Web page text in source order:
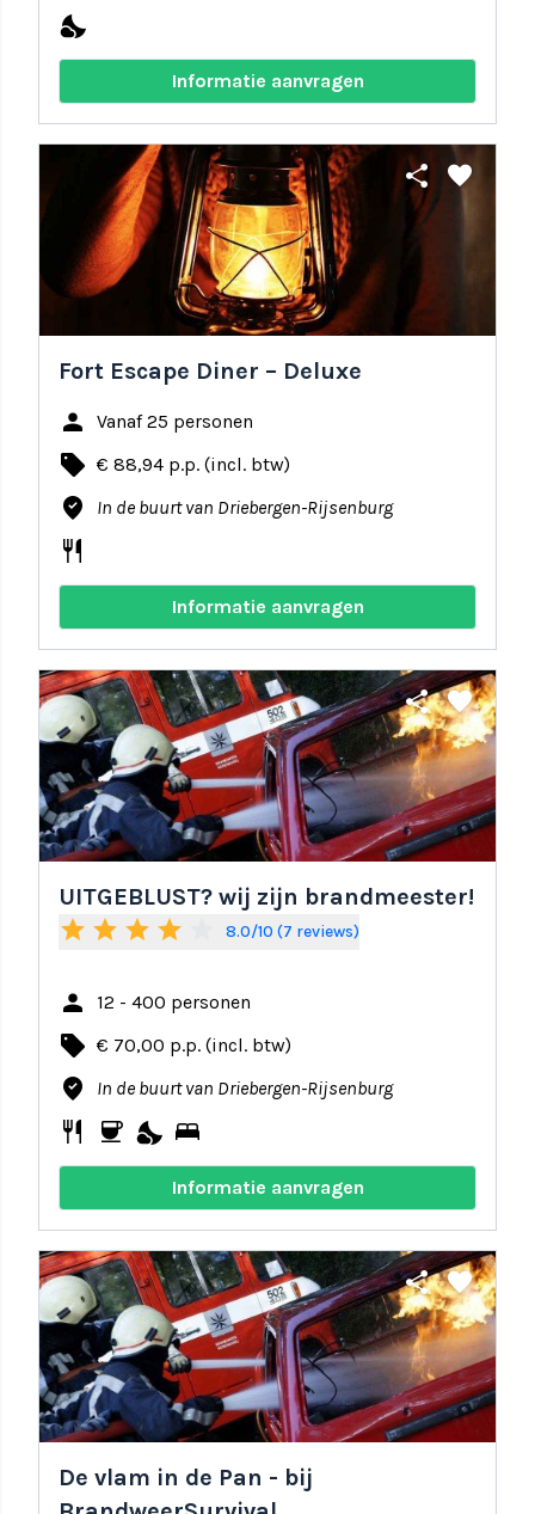
nights_stay
Informatie aanvragen
share favorite
Fort Escape Diner – Deluxe
person Vanaf 25 personen
local_offer € 88,94 p.p. (incl. btw)
where_to_vote In de buurt van Driebergen-Rijsenburg
restaurant
Informatie aanvragen
share favorite
UITGEBLUST? wij zijn brandmeester!
star star star star 8.0/10 (7 reviews)
person 12 - 400 personen
local_offer € 70,00 p.p. (incl. btw)
where_to_vote In de buurt van Driebergen-Rijsenburg
restaurant coffee nights_stay bed
Informatie aanvragen
share favorite
De vlam in de Pan - bij